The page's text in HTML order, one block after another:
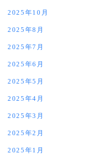
2025年10月
2025年8月
2025年7月
2025年6月
2025年5月
2025年4月
2025年3月
2025年2月
2025年1月